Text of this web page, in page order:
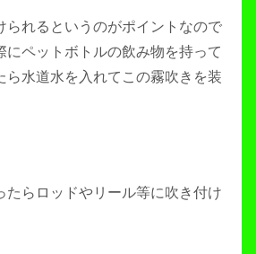
られるというのがポイントなので
にペットボトルの飲み物を持って
ら水道水を入れてこの霧吹きを装
たらロッドやリール等に吹き付け